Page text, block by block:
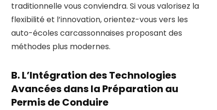
traditionnelle vous conviendra. Si vous valorisez la
flexibilité et l’innovation, orientez-vous vers les
auto-écoles carcassonnaises proposant des
méthodes plus modernes.
B. L’Intégration des Technologies
Avancées dans la Préparation au
Permis de Conduire